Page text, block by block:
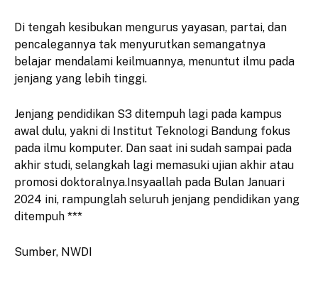
Di tengah kesibukan mengurus yayasan, partai, dan
pencalegannya tak menyurutkan semangatnya
belajar mendalami keilmuannya, menuntut ilmu pada
jenjang yang lebih tinggi.
Jenjang pendidikan S3 ditempuh lagi pada kampus
awal dulu, yakni di Institut Teknologi Bandung fokus
pada ilmu komputer. Dan saat ini sudah sampai pada
akhir studi, selangkah lagi memasuki ujian akhir atau
promosi doktoralnya.Insyaallah pada Bulan Januari
2024 ini, rampunglah seluruh jenjang pendidikan yang
ditempuh ***
Sumber, NWDI